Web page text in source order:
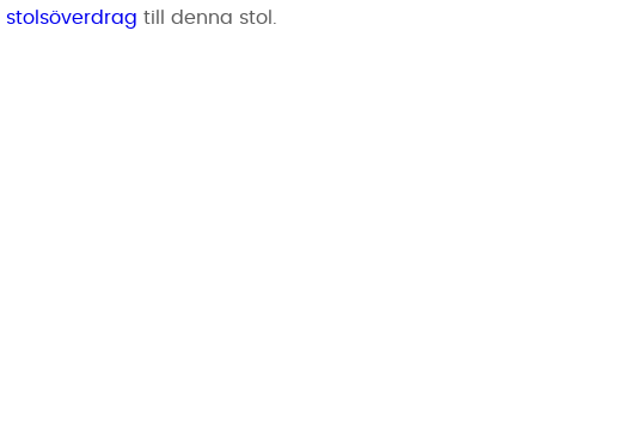
stolsöverdrag till denna stol.